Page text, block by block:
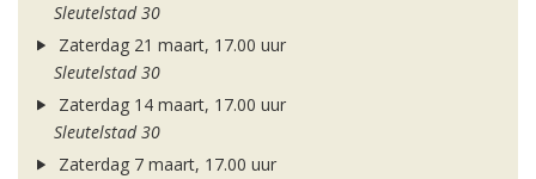
Sleutelstad 30
Zaterdag 21 maart, 17.00 uur
Sleutelstad 30
Zaterdag 14 maart, 17.00 uur
Sleutelstad 30
Zaterdag 7 maart, 17.00 uur